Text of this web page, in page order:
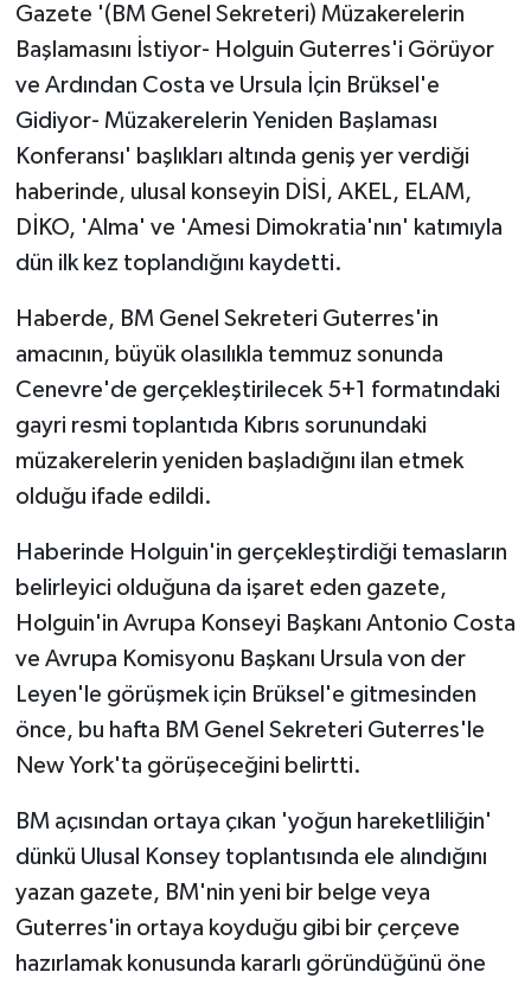
Gazete '(BM Genel Sekreteri) Müzakerelerin
Başlamasını İstiyor- Holguin Guterres'i Görüyor
ve Ardından Costa ve Ursula İçin Brüksel'e
Gidiyor- Müzakerelerin Yeniden Başlaması
Konferansı' başlıkları altında geniş yer verdiği
haberinde, ulusal konseyin DİSİ, AKEL, ELAM,
DİKO, 'Alma' ve 'Amesi Dimokratia'nın' katımıyla
dün ilk kez toplandığını kaydetti.
Haberde, BM Genel Sekreteri Guterres'in
amacının, büyük olasılıkla temmuz sonunda
Cenevre'de gerçekleştirilecek 5+1 formatındaki
gayri resmi toplantıda Kıbrıs sorunundaki
müzakerelerin yeniden başladığını ilan etmek
olduğu ifade edildi.
Haberinde Holguin'in gerçekleştirdiği temasların
belirleyici olduğuna da işaret eden gazete,
Holguin'in Avrupa Konseyi Başkanı Antonio Costa
ve Avrupa Komisyonu Başkanı Ursula von der
Leyen'le görüşmek için Brüksel'e gitmesinden
önce, bu hafta BM Genel Sekreteri Guterres'le
New York'ta görüşeceğini belirtti.
BM açısından ortaya çıkan 'yoğun hareketliliğin'
dünkü Ulusal Konsey toplantısında ele alındığını
yazan gazete, BM'nin yeni bir belge veya
Guterres'in ortaya koyduğu gibi bir çerçeve
hazırlamak konusunda kararlı göründüğünü öne
SAĞLIK
SİYASET
TATLISU
TİCARET
YAŞAM